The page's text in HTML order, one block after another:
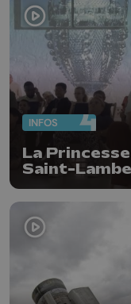
INFOS
La
Saint-